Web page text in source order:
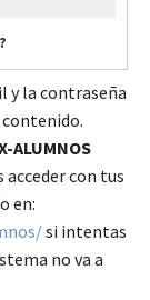
y la contraseña
ALUMNOS
acceder con tus
en:
si intentas
no va a